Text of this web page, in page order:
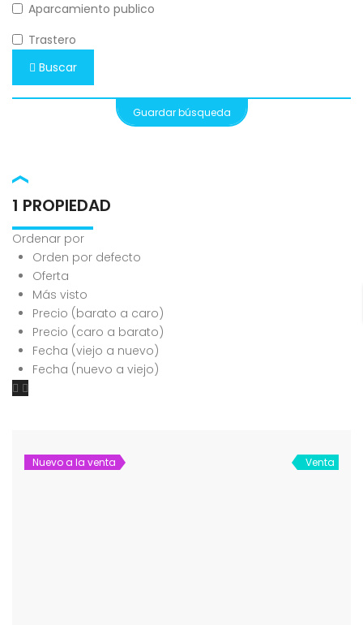
Aparcamiento publico
Trastero
Buscar
Guardar búsqueda
1 PROPIEDAD
Ordenar por
Orden por defecto
Oferta
Más visto
Precio (barato a caro)
Precio (caro a barato)
Fecha (viejo a nuevo)
Fecha (nuevo a viejo)
Nuevo a la venta Venta